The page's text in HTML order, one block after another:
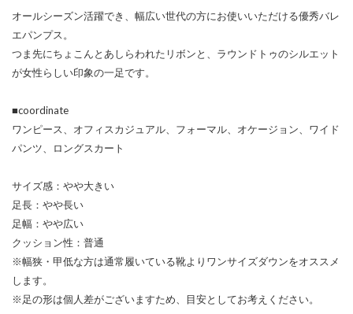
オールシーズン活躍でき、幅広い世代の方にお使いいただける優秀バレ
エパンプス。
つま先にちょこんとあしらわれたリボンと、ラウンドトゥのシルエット
が女性らしい印象の一足です。
■coordinate
ワンピース、オフィスカジュアル、フォーマル、オケージョン、ワイド
パンツ、ロングスカート
サイズ感：やや大きい
足長：やや長い
足幅：やや広い
クッション性：普通
※幅狭・甲低な方は通常履いている靴よりワンサイズダウンをオススメ
します。
※足の形は個人差がございますため、目安としてお考えください。